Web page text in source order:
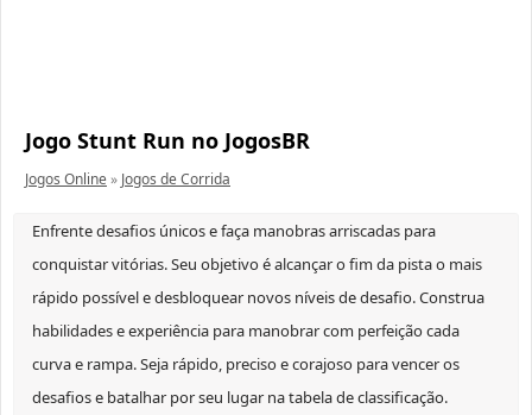
Jogo Stunt Run no JogosBR
Jogos Online» Jogos de Corrida
Enfrente desafios únicos e faça manobras arriscadas para
conquistar vitórias. Seu objetivo é alcançar o fim da pista o mais
rápido possível e desbloquear novos níveis de desafio. Construa
habilidades e experiência para manobrar com perfeição cada
curva e rampa. Seja rápido, preciso e corajoso para vencer os
desafios e batalhar por seu lugar na tabela de classificação.